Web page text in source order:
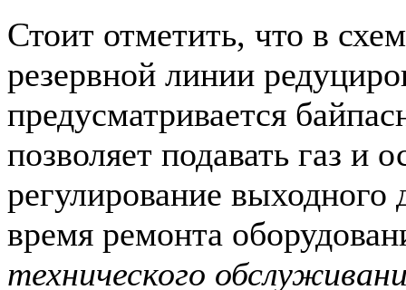
Стоит отметить, что в
резервной линии
предусматривается
позволяет подавать газ и
регулирование выходного
время ремонта
технического